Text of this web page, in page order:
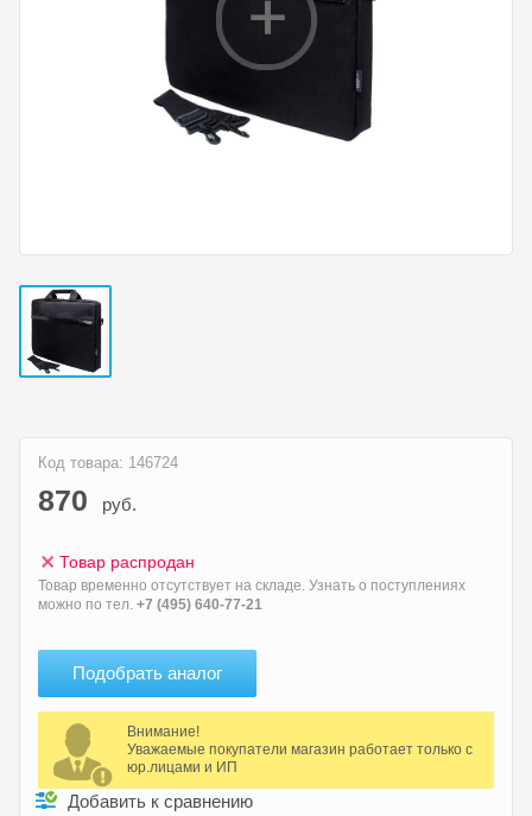
Код товара: 146724
870 руб.
Товар распродан
Товар временно отсутствует на складе. Узнать о поступлениях
можно по тел. +7 (495) 640-77-21
Подобрать аналог
Внимание!
Уважаемые покупатели магазин работает только с
юр.лицами и ИП
Добавить к сравнению